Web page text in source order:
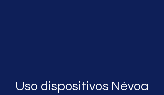
Uso dispositivos Névoa